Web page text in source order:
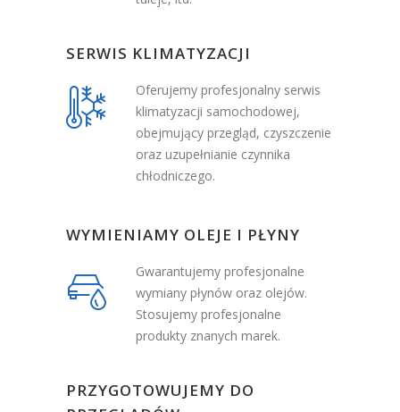
SERWIS KLIMATYZACJI
Oferujemy profesjonalny serwis
klimatyzacji samochodowej,
obejmujący przegląd, czyszczenie
oraz uzupełnianie czynnika
chłodniczego.
WYMIENIAMY OLEJE I PŁYNY
Gwarantujemy profesjonalne
wymiany płynów oraz olejów.
Stosujemy profesjonalne
produkty znanych marek.
PRZYGOTOWUJEMY DO